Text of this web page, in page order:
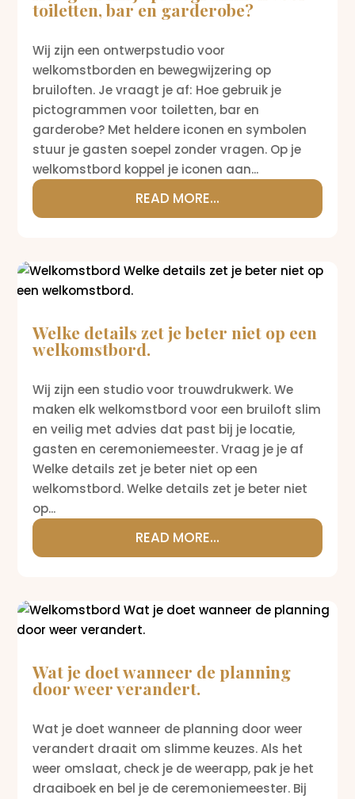
toiletten, bar en garderobe?
Wij zijn een ontwerpstudio voor
welkomstborden en bewegwijzering op
bruiloften. Je vraagt je af: Hoe gebruik je
pictogrammen voor toiletten, bar en
garderobe? Met heldere iconen en symbolen
stuur je gasten soepel zonder vragen. Op je
welkomstbord koppel je iconen aan...
READ MORE...
Welke details zet je beter niet op een
welkomstbord.
Wij zijn een studio voor trouwdrukwerk. We
maken elk welkomstbord voor een bruiloft slim
en veilig met advies dat past bij je locatie,
gasten en ceremoniemeester. Vraag je je af
Welke details zet je beter niet op een
welkomstbord. Welke details zet je beter niet
op...
READ MORE...
Wat je doet wanneer de planning
door weer verandert.
Wat je doet wanneer de planning door weer
verandert draait om slimme keuzes. Als het
weer omslaat, check je de weerapp, pak je het
draaiboek en bel je de ceremoniemeester. Bij